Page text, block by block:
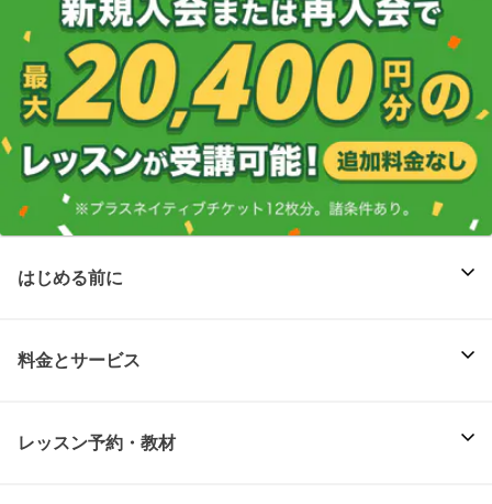
はじめる前に
料金とサービス
レッスン予約・教材